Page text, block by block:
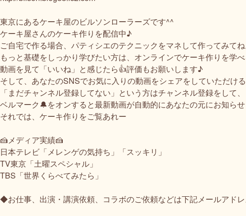
東京にあるケーキ屋のビルソンローラーズです^^
ケーキ屋さんのケーキ作りを配信中♪
ご自宅で作る場合、パティシエのテクニックをマネして作ってみてね
もっと基礎をしっかり学びたい方は、オンラインでケーキ作りを学
動画を見て「いいね」と感じたら👍評価もお願いします♪
そして、あなたのSNSでお気に入りの動画をシェアをしていただけ
「まだチャンネル登録してない」という方はチャンネル登録をして、
ベルマーク🔔をオンすると最新動画が自動的にあなたの元にお知らせ
それでは、ケーキ作りをご覧あれー
🍰メディア実績🍰
日本テレビ「メレンゲの気持ち」「スッキリ」
TV東京「土曜スペシャル」
TBS「世界くらべてみたら」
◆お仕事、出演・講演依頼、コラボのご依頼などは下記メールアド